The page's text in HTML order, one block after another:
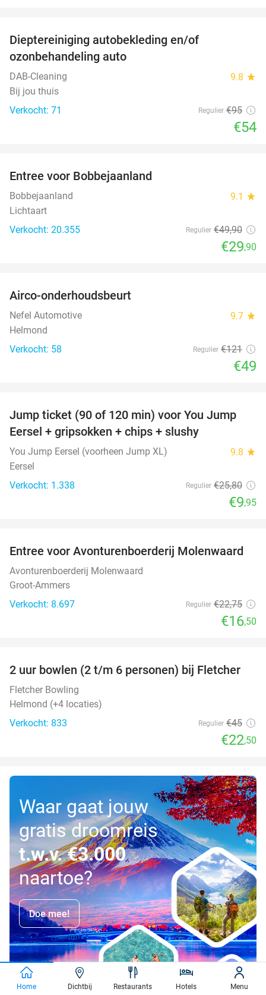
Dieptereiniging autobekleding en/of
ozonbehandeling auto
DAB-Cleaning 9.8 star
Bij jou thuis
Verkocht: 71
Regulier €95
€54
Entree voor Bobbejaanland
Bobbejaanland 9.1 star
Lichtaart
Verkocht: 20.355
Regulier €49,90
€29,90
Airco-onderhoudsbeurt
Nefel Automotive 9.7 star
Helmond
Verkocht: 58
Regulier €121
€49
61%
Jump ticket (90 of 120 min) voor You Jump
Eersel + gripsokken + chips + slushy
You Jump Eersel (voorheen Jump XL) 9.8 star
Eersel
Verkocht: 1.338
Regulier €25,80
€9,95
27%
Entree voor Avonturenboerderij Molenwaard
Avonturenboerderij Molenwaard
Groot-Ammers
Verkocht: 8.697
Regulier €22,75
€16,50
50%
2 uur bowlen (2 t/m 6 personen) bij Fletcher
Fletcher Bowling
Helmond (+4 locaties)
Verkocht: 833
Regulier €45
€22,50
Waar gaat jouw
gratis droomreis
t.w.v. €3.000
naartoe?
Doe mee!
Home Dichtbij Restaurants Hotels Menu